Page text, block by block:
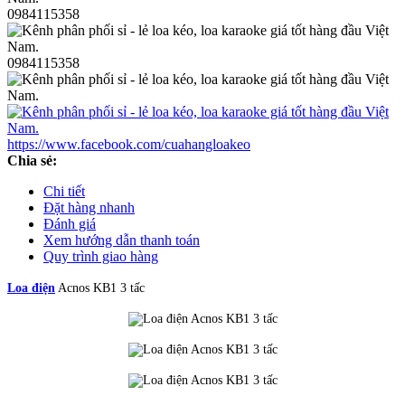
0984115358
0984115358
https://www.facebook.com/cuahangloakeo
Chia sẻ:
Chi tiết
Đặt hàng nhanh
Đánh giá
Xem hướng dẫn thanh toán
Quy trình giao hàng
Loa điện Acnos KB1 3 tấc